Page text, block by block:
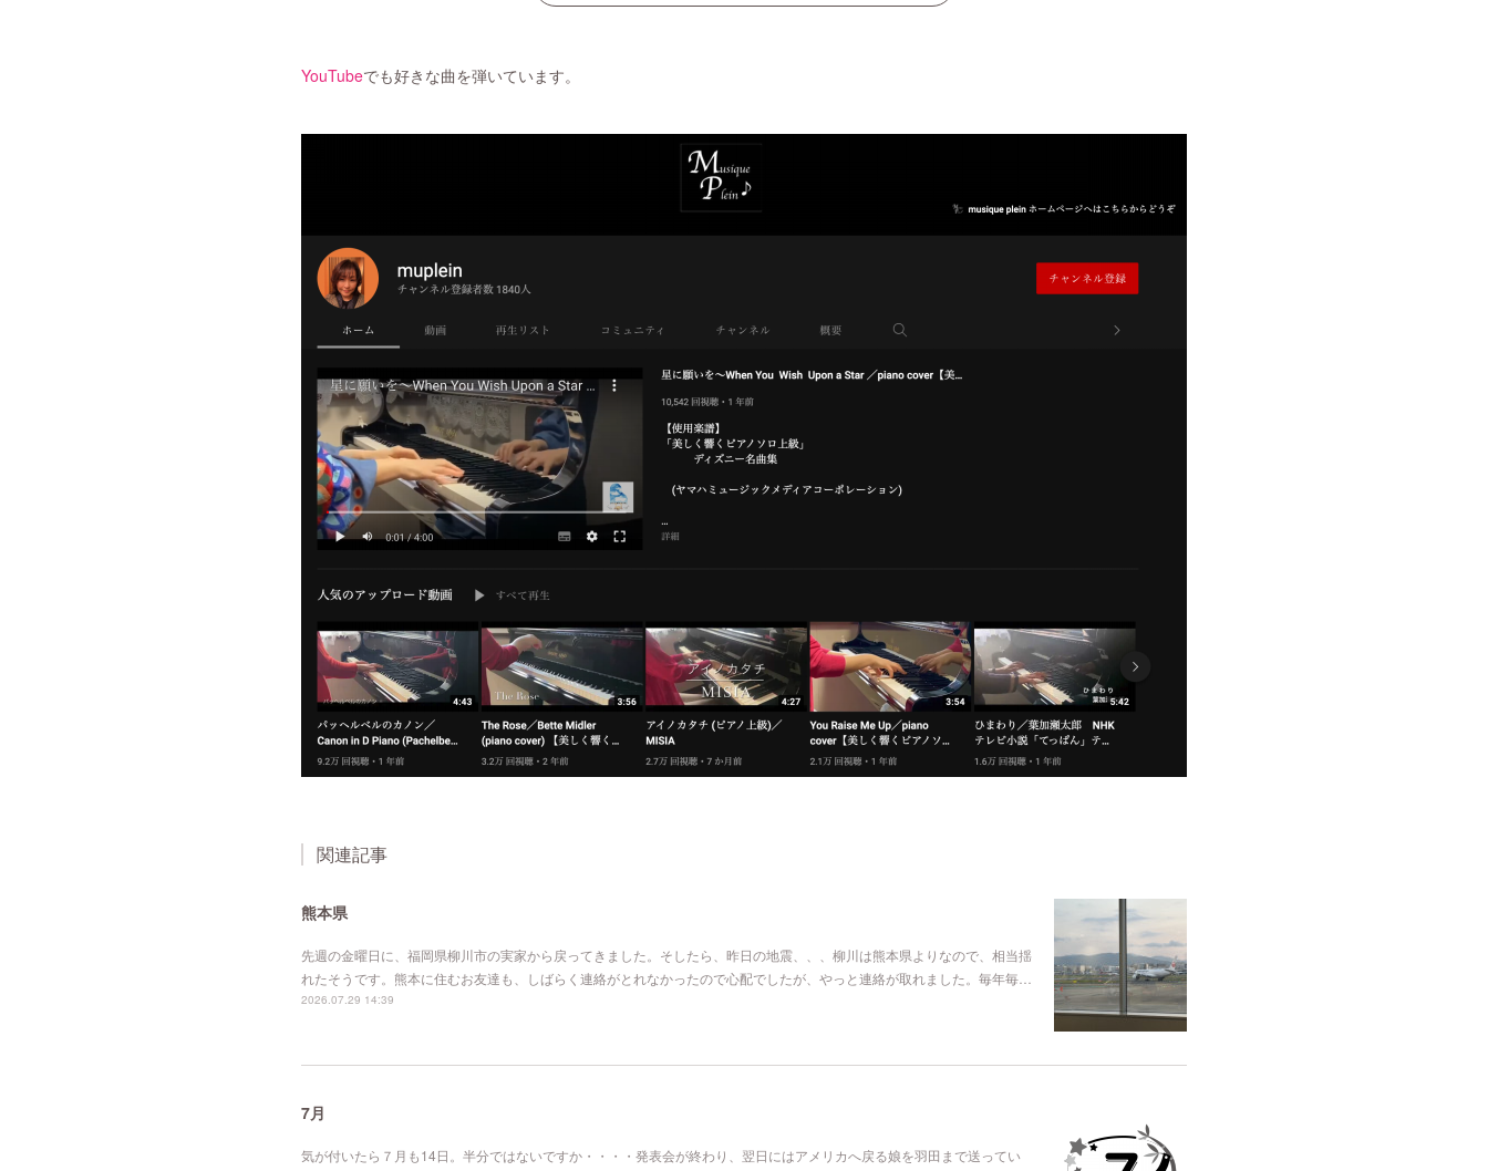
YouTubeでも好きな曲を弾いています。
関連記事
熊本県
先週の金曜日に、福岡県柳川市の実家から戻ってきました。そしたら、昨日の地震、、、柳川は熊本県よりなので、相当揺
れたそうです。熊本に住むお友達も、しばらく連絡がとれなかったので心配でしたが、やっと連絡が取れました。毎年毎…
2026.07.29 14:39
7月
気が付いたら７月も14日。半分ではないですか・・・・発表会が終わり、翌日にはアメリカへ戻る娘を羽田まで送ってい